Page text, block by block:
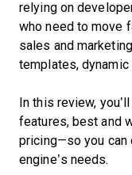
relying on
who need to move
sales and
templates,
In this review,
features, best and
pricing—so you
engine’s needs.